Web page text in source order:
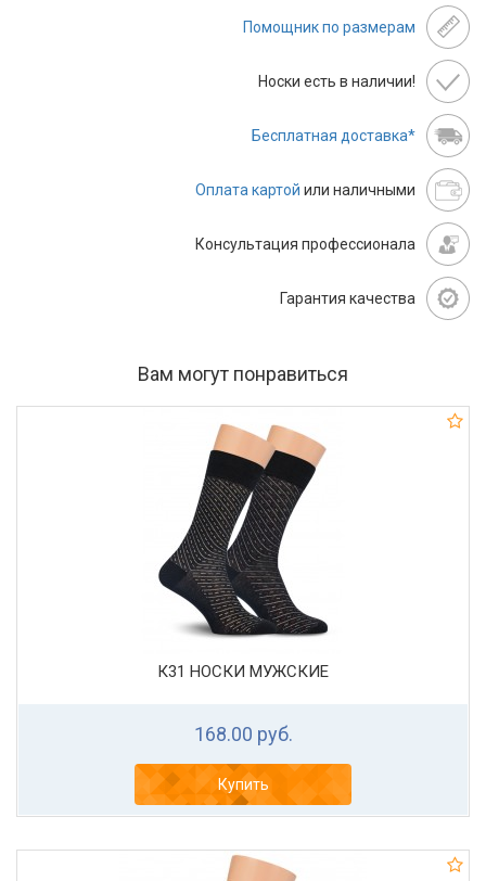
Помощник по размерам
Носки есть в наличии!
Бесплатная доставка*
Оплата картой или наличными
Консультация профессионала
Гарантия качества
Вам могут понравиться
К31 НОСКИ МУЖСКИЕ
168.00 руб.
Купить